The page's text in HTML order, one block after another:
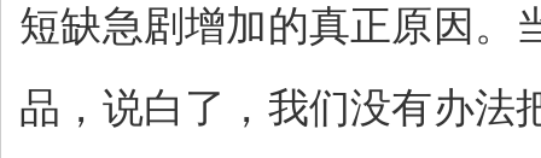
短缺急剧增加的真正原因。
品，说白了，我们没有办法